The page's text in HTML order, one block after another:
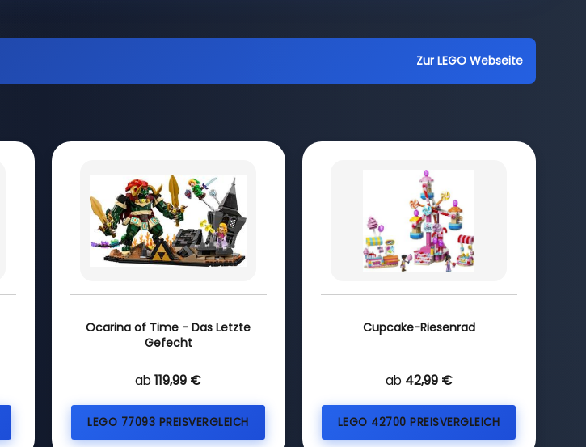
Zur LEGO Webseite
Ocarina of Time - Das Letzte
Gefecht
ab 119,99 €
LEGO 77093 PREISVERGLEICH
Cupcake-Riesenrad
ab 42,99 €
LEGO 42700 PREISVERGLEICH